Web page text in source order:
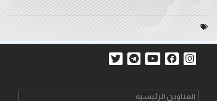
العناوین الرئیسیه